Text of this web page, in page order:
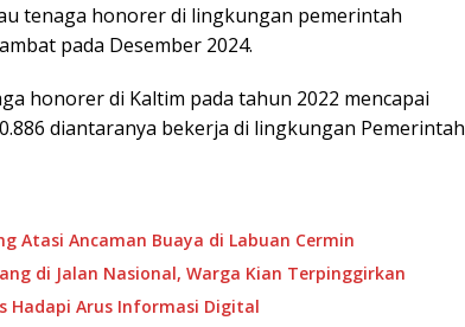
tenaga honorer di lingkungan pemerintah
pada Desember 2024.
honorer di Kaltim pada tahun 2022 mencapai
diantaranya bekerja di lingkungan Pemerintah
Atasi Ancaman Buaya di Labuan Cermin
di Jalan Nasional, Warga Kian Terpinggirkan
Hadapi Arus Informasi Digital